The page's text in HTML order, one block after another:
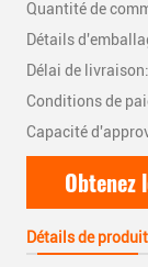
Quantité de
Détails
Délai de
Conditions de
Capacité
Détails de produit